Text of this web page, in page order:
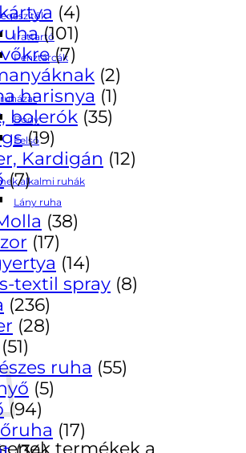
Irattartó
Pénztárcák
Body
Felső
alkalmi ruhák
Lány ruha
termékek a
(4)
(101)
(7)
(2)
harisnya (1)
bolerók (35)
(19)
Kardigán (12)
(7)
(38)
(17)
(14)
textil spray (8)
(236)
(28)
(51)
ruha (55)
(5)
(94)
(17)